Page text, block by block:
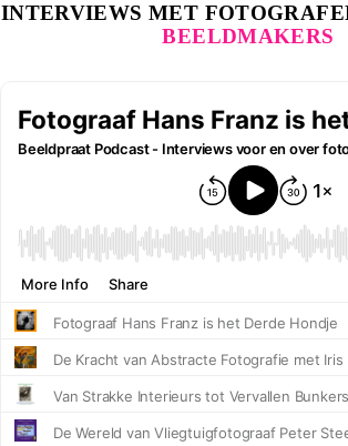
INTERVIEWS MET
BEELDMAKERS